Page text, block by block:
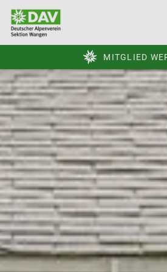
MITGLIED